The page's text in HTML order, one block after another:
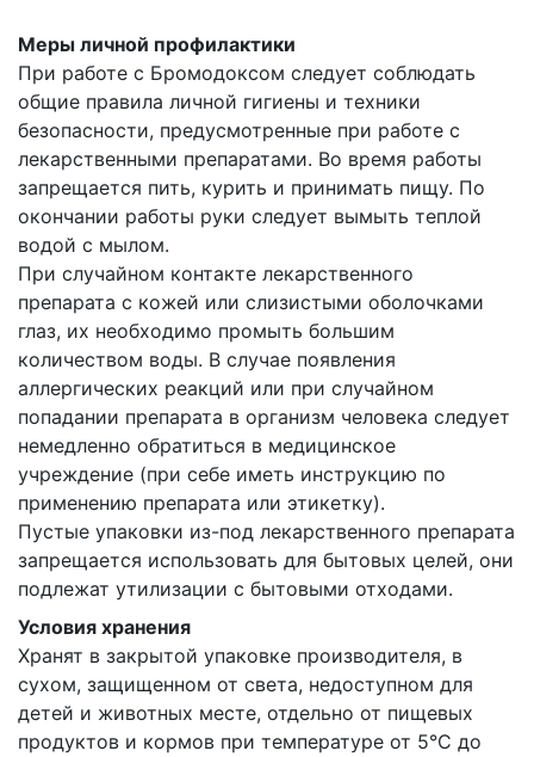
Меры личной профилактики
При работе с Бромодоксом следует соблюдать
общие правила личной гигиены и техники
безопасности, предусмотренные при работе с
лекарственными препаратами. Во время работы
запрещается пить, курить и принимать пищу. По
окончании работы руки следует вымыть теплой
водой с мылом.
При случайном контакте лекарственного
препарата с кожей или слизистыми оболочками
глаз, их необходимо промыть большим
количеством воды. В случае появления
аллергических реакций или при случайном
попадании препарата в организм человека следует
немедленно обратиться в медицинское
учреждение (при себе иметь инструкцию по
применению препарата или этикетку).
Пустые упаковки из-под лекарственного препарата
запрещается использовать для бытовых целей, они
подлежат утилизации с бытовыми отходами.
Условия хранения
Хранят в закрытой упаковке производителя, в
сухом, защищенном от света, недоступном для
детей и животных месте, отдельно от пищевых
продуктов и кормов при температуре от 5°С до